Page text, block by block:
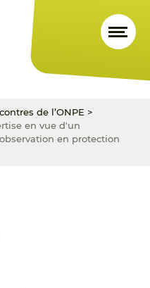
de l’ONPE >
en vue d'un
en protection